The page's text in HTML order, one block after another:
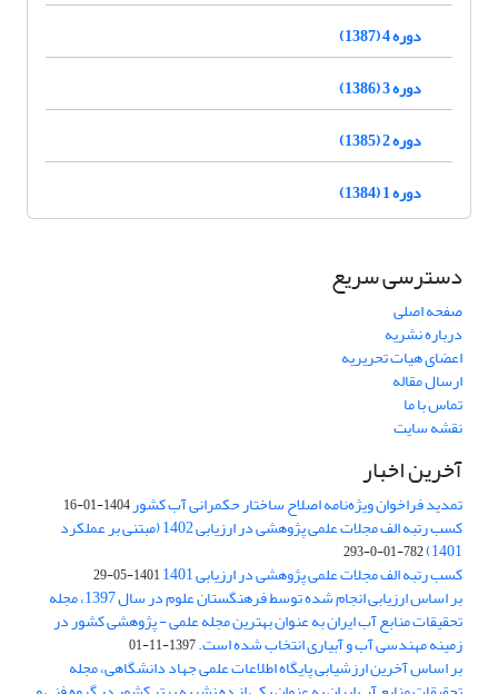
دوره 4 (1387)
دوره 3 (1386)
دوره 2 (1385)
دوره 1 (1384)
دسترسی سریع
صفحه اصلی
درباره نشریه
اعضای هیات تحریریه
ارسال مقاله
تماس با ما
نقشه سایت
آخرین اخبار
تمدید فراخوان ویژه‌نامه اصلاح ساختار حکمرانی آب کشور1404-01-16
کسب رتبه الف مجلات علمی پژوهشی در ارزیابی 1402 (مبتنی بر عملکرد
1401)
782-01-0-293
کسب رتبه الف مجلات علمی پژوهشی در ارزیابی 1401 1401-05-29
بر اساس ارزیابی انجام شده توسط فرهنگستان علوم در سال 1397، مجله
تحقیقات منابع آب ایران به عنوان بهترین مجله علمی - پژوهشی کشور در
زمینه مهندسی آب و آبیاری انتخاب شده است.1397-11-01
بر اساس آخرین ارزشیابی پایگاه اطلاعات علمی جهاد دانشگاهی، مجله